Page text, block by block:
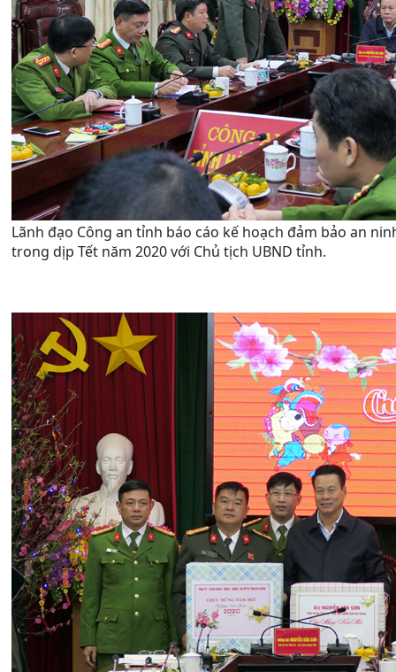
Lãnh đạo Công an tỉnh báo cáo kế hoạch đảm bảo an
trong dịp Tết năm 2020 với Chủ tịch UBND tỉnh.